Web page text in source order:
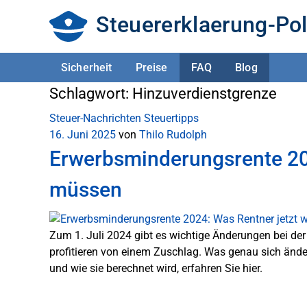
Steuererklaerung-
Sicherheit Preise FAQ Blog
Schlagwort: Hinzuverdienstgrenze
Steuer-Nachrichten Steuertipps
16. Juni 2025 von Thilo Rudolph
Erwerbsminderungsrente
müssen
Zum 1. Juli 2024 gibt es wichtige Änderungen bei
profitieren von einem Zuschlag. Was genau sich
und wie sie berechnet wird, erfahren Sie hier.